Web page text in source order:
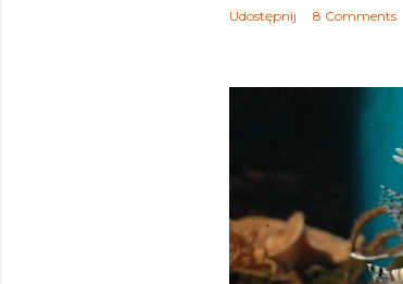
Udostępnij 8 Comments